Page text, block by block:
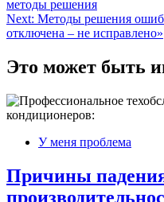
по
записям
методы решения
Next: Методы решения
отключена – не исправлено»
Это может быть
У меня проблема
Причины